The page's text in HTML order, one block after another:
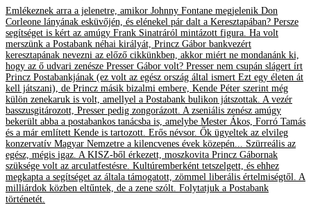
Emlékeznek arra a jelenetre, amikor Johnny Fontane megjelenik Don
Corleone lányának esküvőjén, és elénekel pár dalt a Keresztapában? Persze
segítséget is kért az amúgy Frank Sinatráról mintázott figura. Ha volt
merszünk a Postabank néhai királyát, Princz Gábor bankvezért
keresztapának nevezni az előző cikkünkben, akkor miért ne mondanánk ki,
hogy az ő udvari zenésze Presser Gábor volt? Presser nem csupán slágert írt
Princz Postabankjának (ez volt az egész ország által ismert Ezt egy életen át
kell játszani), de Princz másik bizalmi embere, Kende Péter szerint még
külön zenekaruk is volt, amellyel a Postabank bulikon játszottak. A vezér
basszusgitározott, Presser pedig zongorázott. A zseniális zenész amúgy
bekerült abba a postabankos tanácsba is, amelybe Mester Ákos, Forró Tamás
és a már említett Kende is tartozott. Erős névsor. Ők ügyeltek az elvileg
konzervatív Magyar Nemzetre a kilencvenes évek közepén... Szürreális az
egész, mégis igaz. A KISZ-ből érkezett, moszkovita Princz Gábornak
szüksége volt az arculatfestésre. Kultúremberként tetszelgett, és ehhez
megkapta a segítséget az általa támogatott, zömmel liberális értelmiségtől. A
milliárdok közben eltűntek, de a zene szólt. Folytatjuk a Postabank
történetét.